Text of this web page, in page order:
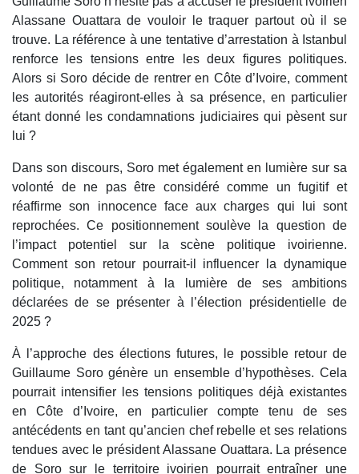
Alassane Ouattara de vouloir le traquer partout où il se
trouve. La référence à une tentative d’arrestation à Istanbul
renforce les tensions entre les deux figures politiques.
Alors si Soro décide de rentrer en Côte d’Ivoire, comment
les autorités réagiront-elles à sa présence, en particulier
étant donné les condamnations judiciaires qui pèsent sur
lui ?
Dans son discours, Soro met également en lumière sur sa
volonté de ne pas être considéré comme un fugitif et
réaffirme son innocence face aux charges qui lui sont
reprochées. Ce positionnement soulève la question de
l’impact potentiel sur la scène politique ivoirienne.
Comment son retour pourrait-il influencer la dynamique
politique, notamment à la lumière de ses ambitions
déclarées de se présenter à l’élection présidentielle de
2025 ?
À l’approche des élections futures, le possible retour de
Guillaume Soro génère un ensemble d’hypothèses. Cela
pourrait intensifier les tensions politiques déjà existantes
en Côte d’Ivoire, en particulier compte tenu de ses
antécédents en tant qu’ancien chef rebelle et ses relations
tendues avec le président Alassane Ouattara. La présence
de Soro sur le territoire ivoirien pourrait entraîner une